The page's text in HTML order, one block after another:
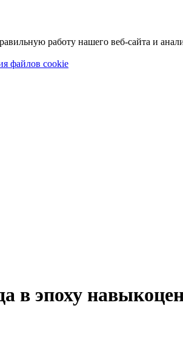
работу нашего веб-сайта и
файлов cookie
в эпоху